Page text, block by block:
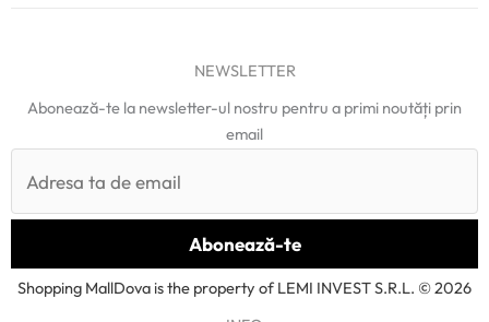
NEWSLETTER
Abonează-te la newsletter-ul nostru pentru a primi noutăți prin
email
Shopping MallDova is the property of LEMI INVEST S.R.L. © 2026